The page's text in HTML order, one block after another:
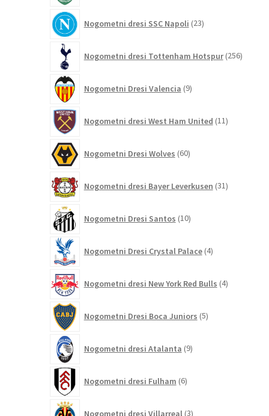
Nogometni dresi SSC Napoli 23izdelkov
Nogometni dresi Tottenham Hotspur 256
Nogometni Dresi Valencia 9izdelkov
Nogometni dresi West Ham United 11izdelkov
Nogometni Dresi Wolves 60izdelkov
Nogometni dresi Bayer Leverkusen 31izdelkov
Nogometni Dresi Santos 10izdelkov
Nogometni Dresi Crystal Palace 4izdelki
Nogometni dresi New York Red Bulls 4izdelki
Nogometni Dresi Boca Juniors 5izdelkov
Nogometni dresi Atalanta 9izdelkov
Nogometni dresi Fulham 6izdelkov
Nogometni dresi Villarreal 3